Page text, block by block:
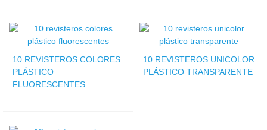
10 REVISTEROS COLORES
PLÁSTICO
FLUORESCENTES
10 REVISTEROS UNICOLOR
PLÁSTICO TRANSPARENTE